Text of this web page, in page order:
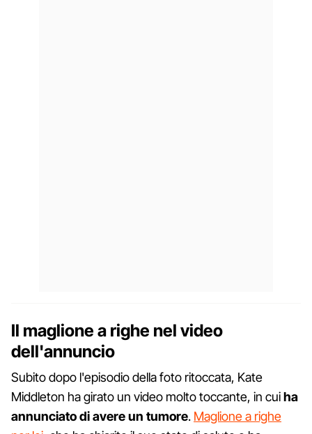
Il maglione a righe nel video
dell'annuncio
Subito dopo l'episodio della foto ritoccata, Kate
Middleton ha girato un video molto toccante, in cuiha
annunciato di avere un tumore. Maglione a righe